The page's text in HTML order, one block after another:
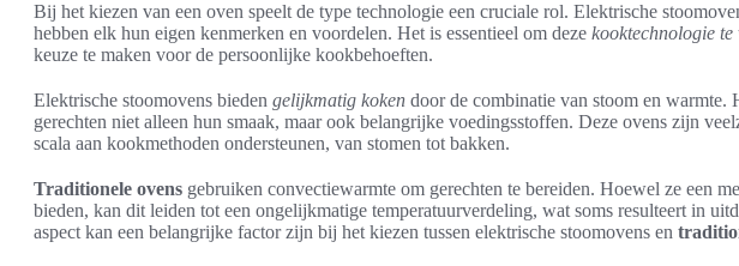
Bij het kiezen van een oven speelt de type technologie een cruciale rol. Elektrische
hebben elk hun eigen kenmerken en voordelen. Het is essentieel om deze kooktechnologie te
keuze te maken voor de persoonlijke kookbehoeften.
Elektrische stoomovens bieden gelijkmatig koken door de combinatie van stoom en warmte.
gerechten niet alleen hun smaak, maar ook belangrijke voedingsstoffen. Deze ovens zijn
scala aan kookmethoden ondersteunen, van stomen tot bakken.
Traditionele ovens gebruiken convectiewarmte om gerechten te bereiden. Hoewel ze een
bieden, kan dit leiden tot een ongelijkmatige temperatuurverdeling, wat soms resulteert in
aspect kan een belangrijke factor zijn bij het kiezen tussen elektrische stoomovens en